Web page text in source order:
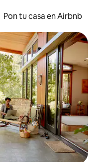
Pon tu casa en Airbnb